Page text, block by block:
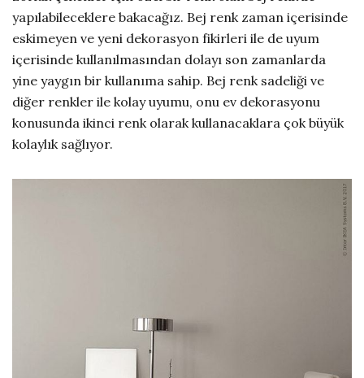
yapılabileceklere bakacağız. Bej renk zaman içerisinde
eskimeyen ve yeni dekorasyon fikirleri ile de uyum
içerisinde kullanılmasından dolayı son zamanlarda
yine yaygın bir kullanıma sahip. Bej renk sadeliği ve
diğer renkler ile kolay uyumu, onu ev dekorasyonu
konusunda ikinci renk olarak kullanacaklara çok büyük
kolaylık sağlıyor.